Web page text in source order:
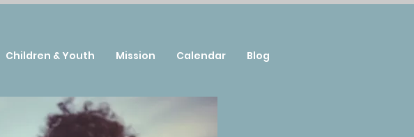
Children & Youth Mission Calendar Blog